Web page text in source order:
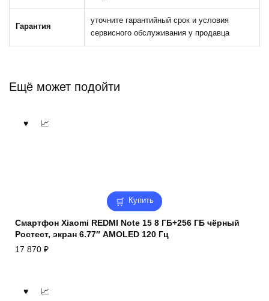
Гарантия
уточните гарантийный срок и условия
сервисного обслуживания у продавца
Ещё может подойти
Купить
Смартфон Xiaomi REDMI Note 15 8 ГБ+256 ГБ чёрный
Ростест, экран 6.77″ AMOLED 120 Гц
17 870 ₽